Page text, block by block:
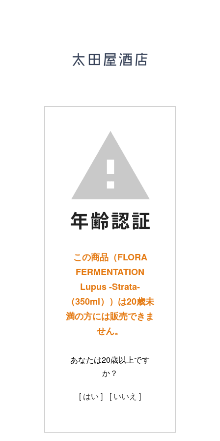
この商品（FLORA
FERMENTATION
Lupus -Strata-
（350ml））は20歳未
満の方には販売できま
せん。
あなたは20歳以上です
か？
[ はい ] [ いいえ ]